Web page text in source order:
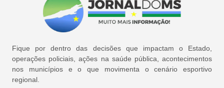
Fique por dentro das decisões que impactam o Estado,
operações policiais, ações na saúde pública, acontecimentos
nos municípios e o que movimenta o cenário esportivo
regional.